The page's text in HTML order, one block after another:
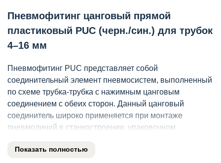
Пневмофитинг цанговый прямой
пластиковый PUC (черн./син.) для трубок
4–16 мм
Пневмофитинг PUC представляет собой
соединительный элемент пневмосистем, выполненный
по схеме трубка-трубка с нажимным цанговым
соединением с обеих сторон. Данный цанговый
соединитель широко применяется при монтаже
пневмолиний в станкостроении, упаковочном
соединения гибких трубопроводов без использования
Показать полностью